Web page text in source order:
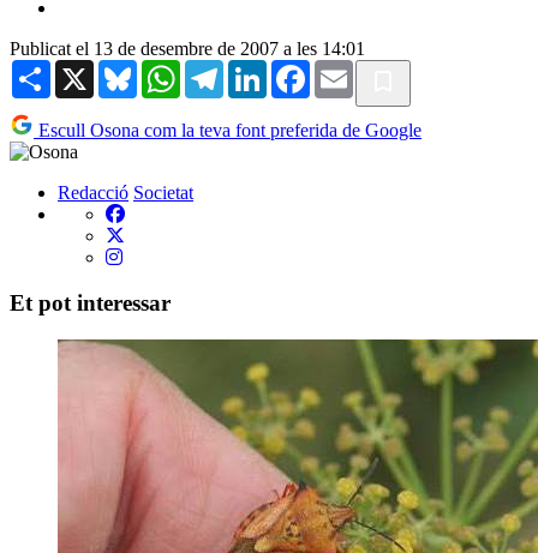
Publicat el 13 de desembre de 2007 a les 14:01
Share X BlueskyWhatsAppTelegramLinkedInFacebook
Email
Escull Osona com la teva font preferida de Google
Redacció Societat
Et pot interessar